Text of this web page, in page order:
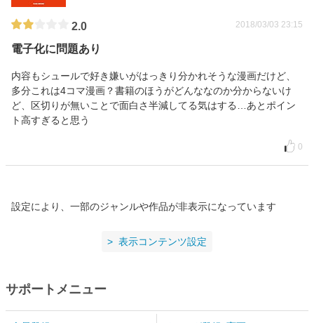
2.0 2018/03/03 23:15
電子化に問題あり
内容もシュールで好き嫌いがはっきり分かれそうな漫画だけど、
多分これは4コマ漫画？書籍のほうがどんななのか分からないけ
ど、区切りが無いことで面白さ半減してる気はする…あとポイン
ト高すぎると思う
0
設定により、一部のジャンルや作品が非表示になっています
表示コンテンツ設定
サポートメニュー